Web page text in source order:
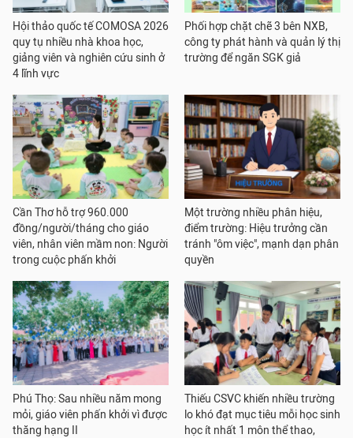
Hội thảo quốc tế COMOSA 2026
quy tụ nhiều nhà khoa học,
giảng viên và nghiên cứu sinh ở
4 lĩnh vực
Phối hợp chặt chẽ 3 bên NXB,
công ty phát hành và quản lý thị
trường để ngăn SGK giả
Cần Thơ hỗ trợ 960.000
đồng/người/tháng cho giáo
viên, nhân viên mầm non: Người
trong cuộc phấn khởi
Một trường nhiều phân hiệu,
điểm trường: Hiệu trưởng cần
tránh "ôm việc", mạnh dạn phân
quyền
Phú Thọ: Sau nhiều năm mong
mỏi, giáo viên phấn khởi vì được
thăng hạng II
Thiếu CSVC khiến nhiều trường
lo khó đạt mục tiêu mỗi học sinh
học ít nhất 1 môn thể thao,